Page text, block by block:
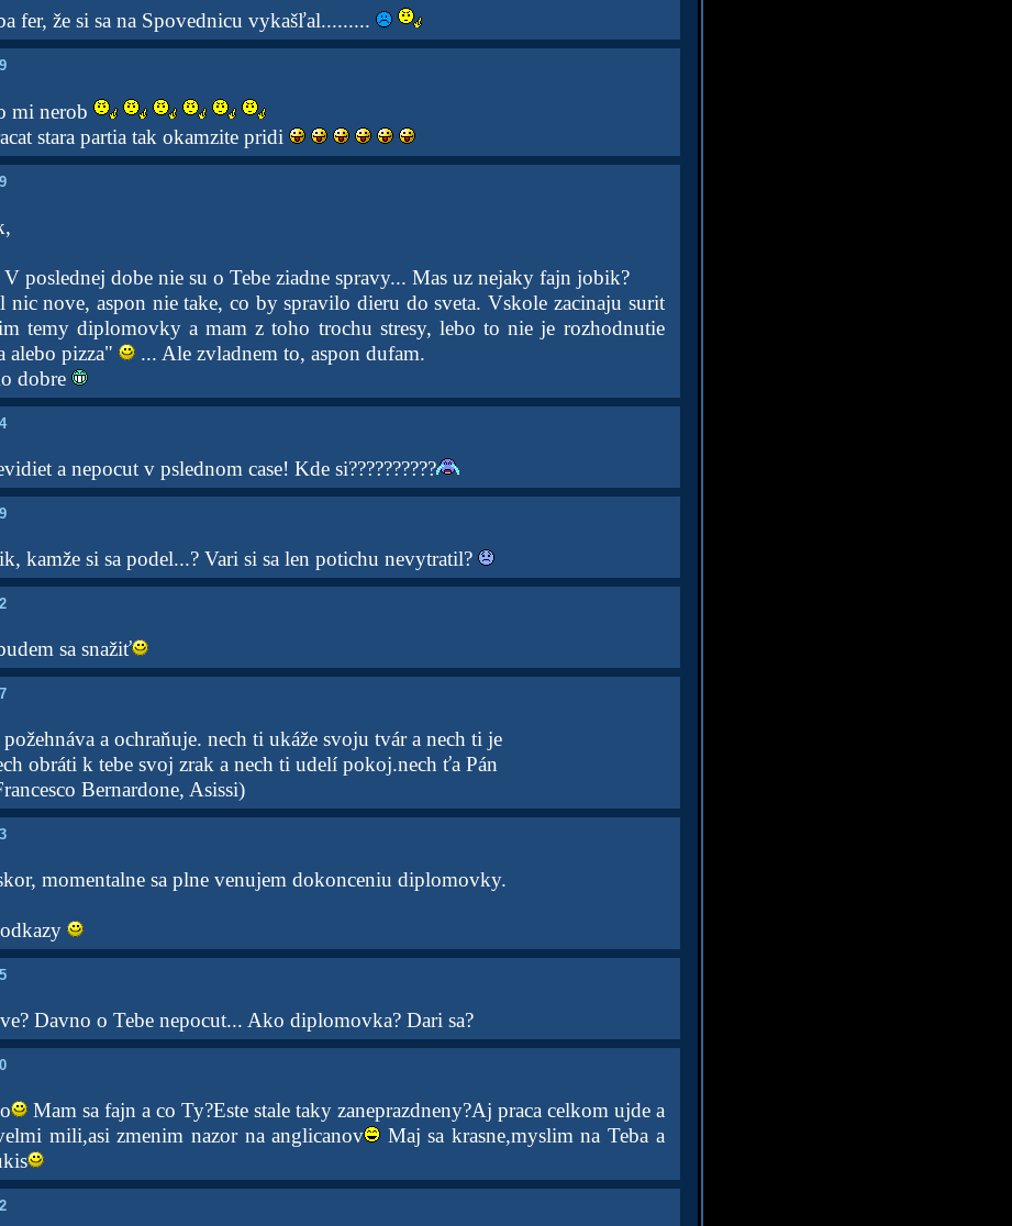
fer, že si sa na Spovednicu vykašľal.........
mi nerob
stara partia tak okamzite pridi
V poslednej dobe nie su o Tebe ziadne spravy... Mas uz nejaky fajn jobik?
nic nove, aspon nie take, co by spravilo dieru do sveta. Vskole zacinaju surit
temy diplomovky a mam z toho trochu stresy, lebo to nie je rozhodnutie
alebo pizza"
... Ale zvladnem to, aspon dufam.
dobre
a nepocut v pslednom case! Kde si??????????
kamže si sa podel...? Vari si sa len potichu nevytratil?
sa snažiť
a ochraňuje. nech ti ukáže svoju tvár a nech ti je
obráti k tebe svoj zrak a nech ti udelí pokoj.nech ťa Pán
Bernardone, Asissi)
momentalne sa plne venujem dokonceniu diplomovky.
Davno o Tebe nepocut... Ako diplomovka? Dari sa?
Mam sa fajn a co Ty?Este stale taky zaneprazdneny?Aj praca celkom ujde a
mili,asi zmenim nazor na anglicanov
Maj sa krasne,myslim na Teba a